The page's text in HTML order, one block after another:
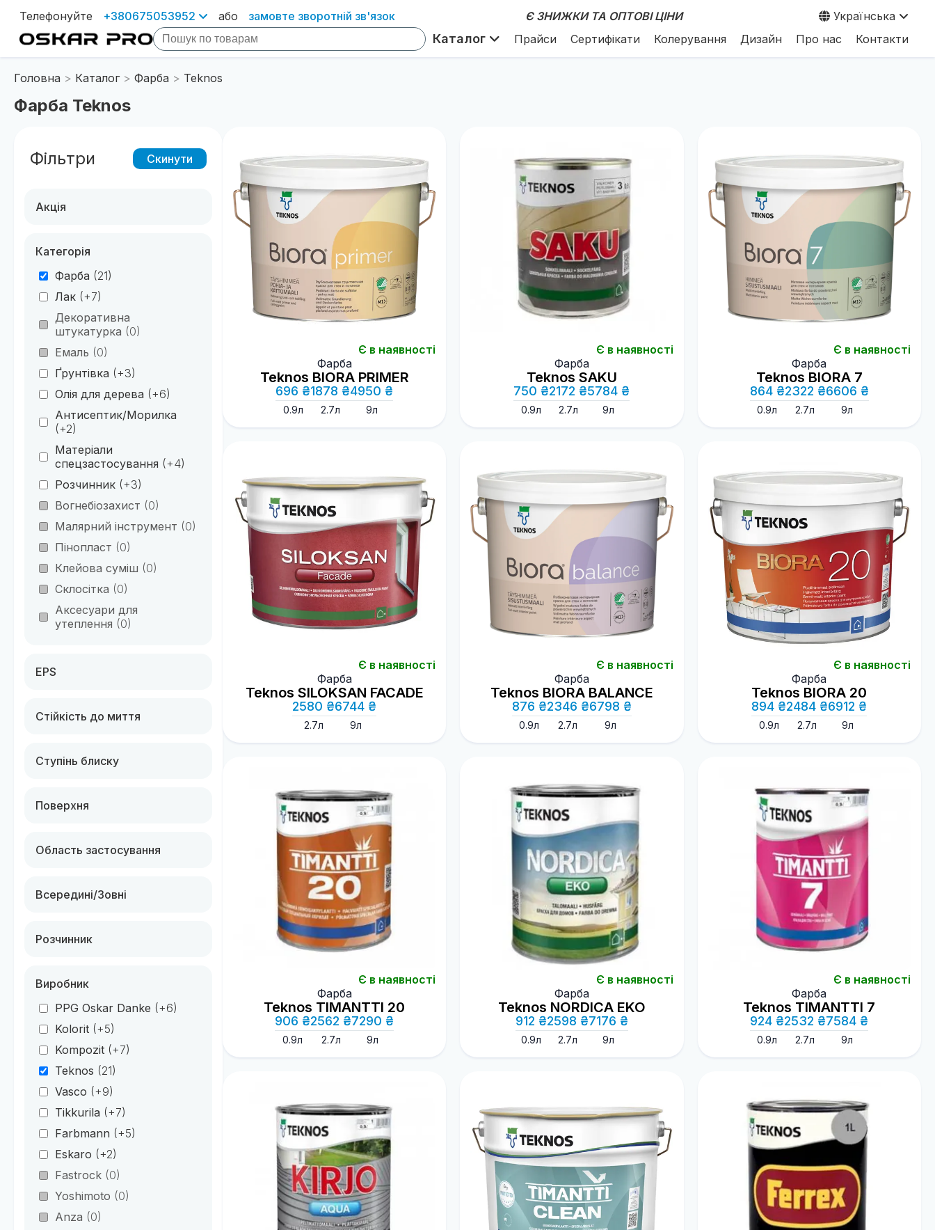
Телефонуйте +380675053952 або замовте зворотній зв'язок Є ЗНИЖКИ ТА ОПТОВІ ЦІНИ Українська
Каталог Прайси Сертифікати Колерування Дизайн Про нас Контакти
Головна Каталог Фарба Teknos
Фарба Teknos
Фільтри Скинути
Акція
Категорія
Фарба (21)
Лак (+7)
Декоративна
штукатурка (0)
Емаль (0)
Ґрунтівка (+3)
Олія для дерева (+6)
Антисептик/Морилка
(+2)
Матеріали
спецзастосування (+4)
Розчинник (+3)
Вогнебіозахист (0)
Малярний інструмент (0)
Пінопласт (0)
Клейова суміш (0)
Склосітка (0)
Аксесуари для
утеплення (0)
EPS
Стійкість до миття
Ступінь блиску
Поверхня
Область застосування
Всередині/Зовні
Розчинник
Виробник
PPG Oskar Danke (+6)
Kolorit (+5)
Kompozit (+7)
Teknos (21)
Vasco (+9)
Tikkurila (+7)
Farbmann (+5)
Eskaro (+2)
Fastrock (0)
Yoshimoto (0)
Anza (0)
Є в наявності
Фарба
Teknos BIORA PRIMER
696 ₴
0.9л
1878 ₴
2.7л
4950 ₴
9л
Є в наявності
Фарба
Teknos SAKU
750 ₴
0.9л
2172 ₴
2.7л
5784 ₴
9л
Є в наявності
Фарба
Teknos BIORA 7
864 ₴
0.9л
2322 ₴
2.7л
6606 ₴
9л
Є в наявності
Фарба
Teknos SILOKSAN FACADE
2580 ₴
2.7л
6744 ₴
9л
Є в наявності
Фарба
Teknos BIORA BALANCE
876 ₴
0.9л
2346 ₴
2.7л
6798 ₴
9л
Є в наявності
Фарба
Teknos BIORA 20
894 ₴
0.9л
2484 ₴
2.7л
6912 ₴
9л
Є в наявності
Фарба
Teknos TIMANTTI 20
906 ₴
0.9л
2562 ₴
2.7л
7290 ₴
9л
Є в наявності
Фарба
Teknos NORDICA EKO
912 ₴
0.9л
2598 ₴
2.7л
7176 ₴
9л
Є в наявності
Фарба
Teknos TIMANTTI 7
924 ₴
0.9л
2532 ₴
2.7л
7584 ₴
9л